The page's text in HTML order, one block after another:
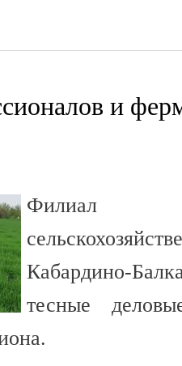
и
Филиал
Кабардино-
тесные